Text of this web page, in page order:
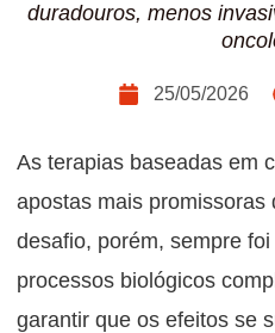
duradouros, menos
25/05/2026
As terapias baseadas em
apostas mais promissoras
desafio, porém, sempre
processos biológicos
garantir que os efeitos se